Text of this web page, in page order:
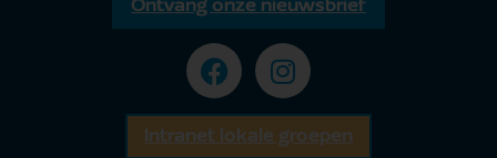
Ontvang onze nieuwsbrief
Intranet lokale groepen